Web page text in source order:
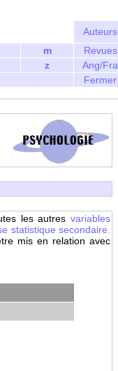
Auteurs
m
Revues
z
Ang/Fra
Fermer
les autresvariables
statistique secondaire.
mis en relation avec